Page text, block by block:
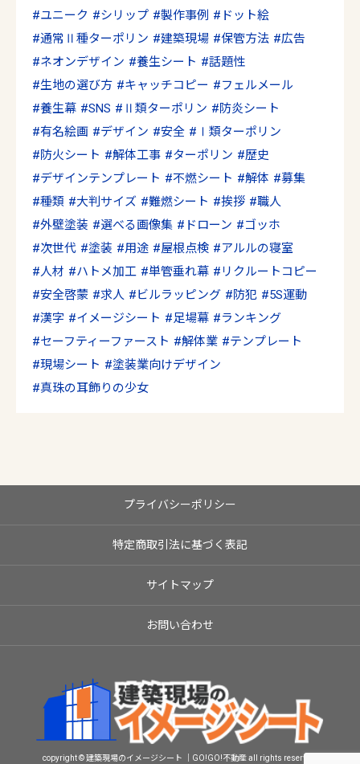
ユニーク
シリップ 製作事例
ドット絵
通常Ⅱ種ターポリン
建築現場 保管方法
広告
ネオンデザイン
養生シート
話題性
生地の選び方
キャッチコピー
フェルメール
養生幕
SNS Ⅱ類ターポリン
防炎シート
有名絵画
デザイン 安全
Ⅰ類ターポリン
防火シート
解体工事 ターポリン
歴史
デザインテンプレート
不燃シート 解体
募集
種類
大判サイズ 難燃シート 挨拶
職人
外壁塗装
選べる画像集 ドローン
ゴッホ
次世代
塗装 用途 屋根点検
アルルの寝室
人材
ハトメ加工 単管垂れ幕
リクルートコピー
安全啓蒙
求人 ビルラッピング 防犯
5S運動
漢字
イメージシート 足場幕
ランキング
セーフティーファースト
解体業
テンプレート
現場シート
塗装業向けデザイン
真珠の耳飾りの少女
プライバシーポリシー
特定商取引法に基づく表記
サイトマップ
お問い合わせ
copyright © 建築現場のイメージシート ｜GO!GO!不動産 all rights reserved.